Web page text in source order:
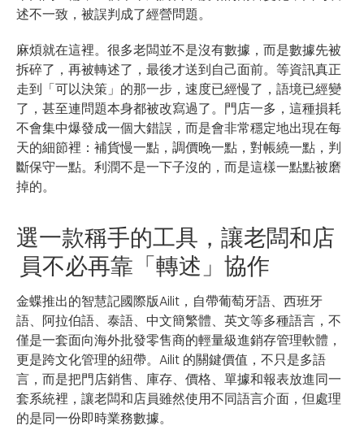
述不一致，被誤判成了經營問題。
麻煩就在這裡。很多老闆並不是沒有數據，而是數據先被
拆碎了，再被轉述了，最後才送到自己面前。等資訊真正
走到「可以決策」的那一步，速度已經慢了，語境已經變
了，甚至連問題本身都被改寫過了。門店一多，這種損耗
不會集中爆發成一個大錯誤，而是會非常穩定地出現在每
天的細節裡：補貨慢一點，調價晚一點，對帳繞一點，判
斷保守一點。利潤不是一下子沒的，而是這樣一點點被磨
掉的。
選一款稱手的工具，讓老闆和店
員不必再靠「轉述」協作
金蝶推出的智慧記國際版Ailit，自帶葡萄牙語、西班牙
語、阿拉伯語、泰語、中文簡繁體、英文等多種語言，不
僅是一套面向海外批發零售商的輕量級進銷存管理軟體，
更是跨文化管理的紐帶。Ailit 的關鍵價值，不只是多語
言，而是把門店銷售、庫存、價格、單據和報表放進同一
套系統裡，讓老闆和店員雖然使用不同語言介面，但處理
的是同一份即時業務數據。